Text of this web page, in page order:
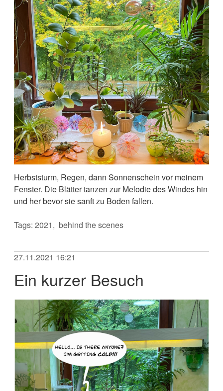
Herbststurm, Regen, dann Sonnenschein vor meinem
Fenster. Die Blätter tanzen zur Melodie des Windes hin
und her bevor sie sanft zu Boden fallen.
Tags:2021 behind the scenes
27.11.2021 16:21
Ein kurzer Besuch